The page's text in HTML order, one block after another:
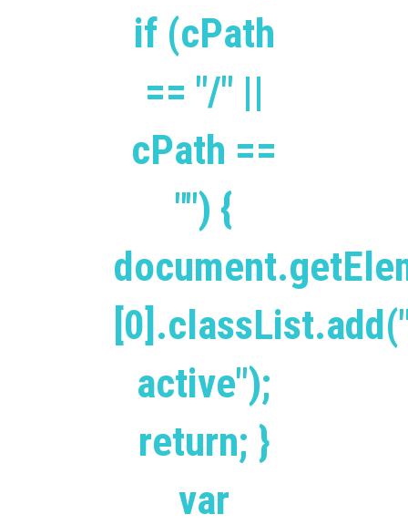
if (cPath
== "/" ||
cPath ==
"") {
active");
return; }
var